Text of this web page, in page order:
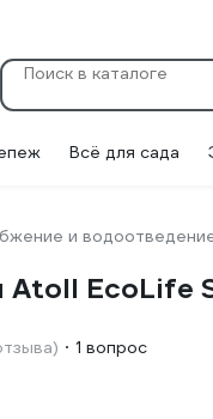
Всё для сада
и
Atoll EcoLife
1 вопрос